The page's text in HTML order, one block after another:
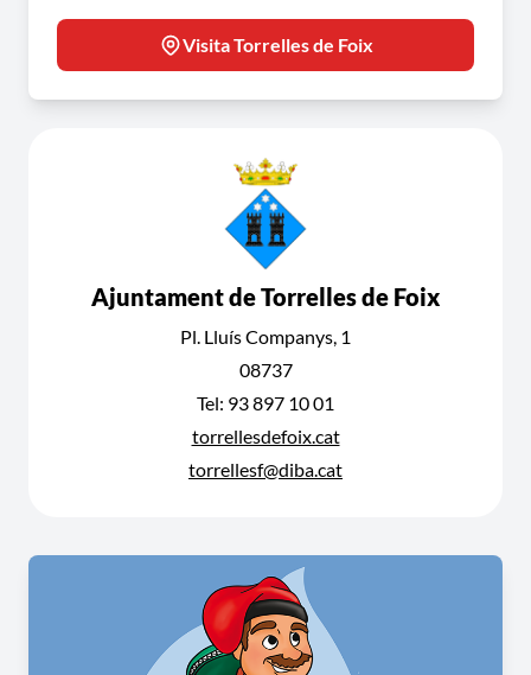
Visita Torrelles de Foix
Ajuntament de Torrelles de Foix
Pl. Lluís Companys, 1
08737
Tel: 93 897 10 01
torrellesdefoix.cat
torrellesf@diba.cat